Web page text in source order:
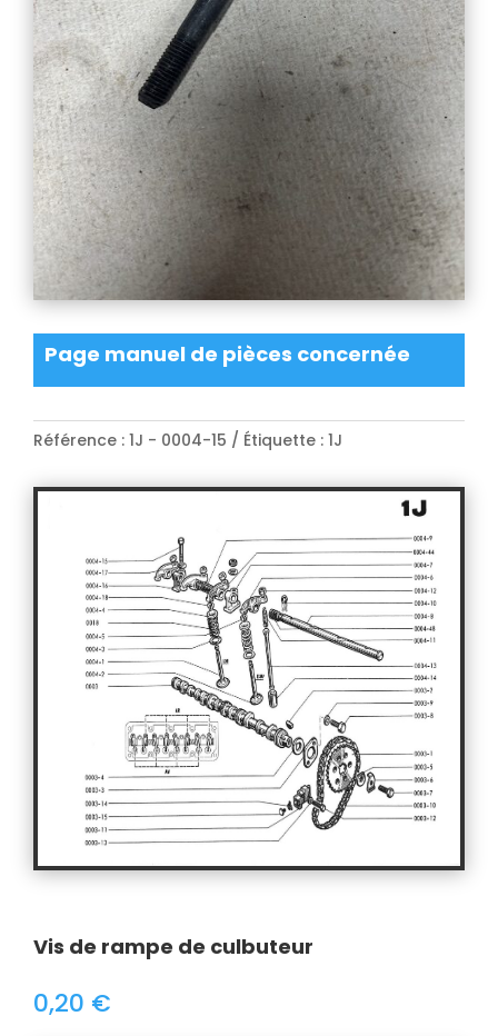
Page manuel de pièces concernée
Référence : 1J - 0004-15 Étiquette : 1J
Vis de rampe de culbuteur
0,20 €